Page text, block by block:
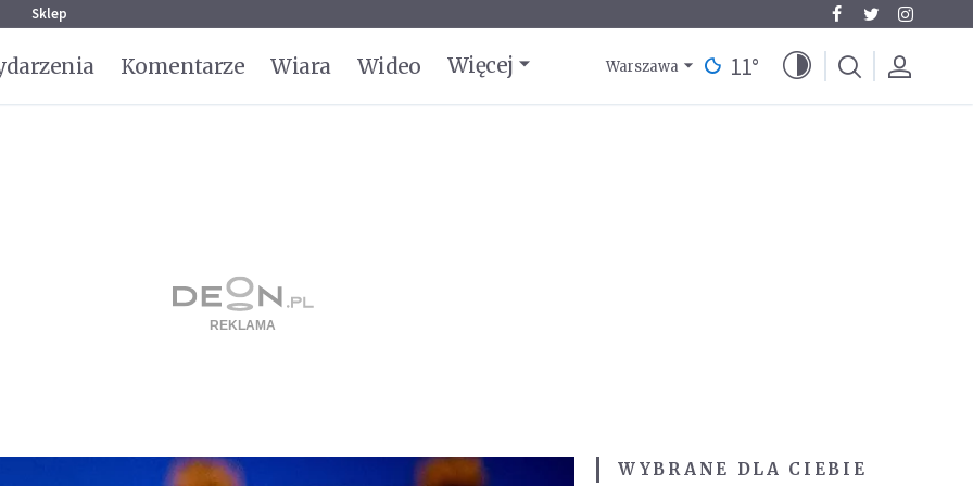
Sklep
Komentarze Wiara Wideo Więcej Warszawa 11°
WYBRANE DLA CIEBIE